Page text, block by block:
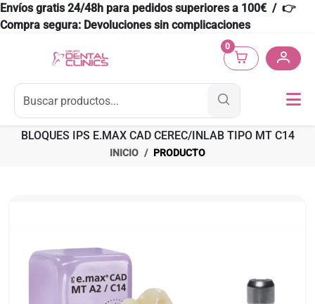
Envíos gratis 24/48h para pedidos superiores a 100€ / 👉
Compra segura: Devoluciones sin complicaciones
0
BLOQUES IPS E.MAX CAD CEREC/INLAB TIPO MT C14
INICIO PRODUCTO